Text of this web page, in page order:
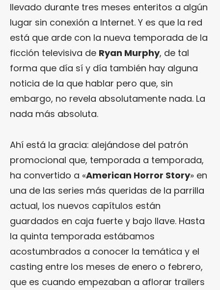
llevado durante tres meses enteritos a algún
lugar sin conexión a Internet. Y es que la red
está que arde con la nueva temporada de la
ficción televisiva de Ryan Murphy, de tal
forma que día sí y día también hay alguna
noticia de la que hablar pero que, sin
embargo, no revela absolutamente nada. La
nada más absoluta.
Ahí está la gracia: alejándose del patrón
promocional que, temporada a temporada,
ha convertido a «American Horror Story» en
una de las series más queridas de la parrilla
actual, los nuevos capítulos están
guardados en caja fuerte y bajo llave. Hasta
la quinta temporada estábamos
acostumbrados a conocer la temática y el
casting entre los meses de enero o febrero,
que es cuando empezaban a aflorar trailers